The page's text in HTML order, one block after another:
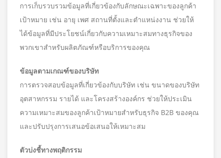
การเก็บรวบรวมข้อมูลที่เกี่ยวข้องกับลักษณะเฉพาะของลูกค้า
เป้าหมาย เช่น อายุ เพศ สถานที่ตั้งและตำแหน่งงาน ช่วยให้
ได้ข้อมูลที่มีประโยชน์เกี่ยวกับความเหมาะสมทางธุรกิจของ
พวกเขาสำหรับผลิตภัณฑ์หรือบริการของคุณ
ข้อมูลตามเกณฑ์ของบริษัท
การตรวจสอบข้อมูลที่เกี่ยวข้องกับบริษัท เช่น ขนาดของบริษัท
อุตสาหกรรม รายได้ และโครงสร้างองค์กร ช่วยให้ประเมิน
ความเหมาะสมของลูกค้าเป้าหมายสำหรับธุรกิจ B2B ของคุณ
และปรับปรุงการเสนอข้อเสนอให้เหมาะสม
ตัวบ่งชี้ทางพฤติกรรม